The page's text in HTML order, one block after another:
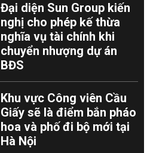
Đại diện Sun Group kiến
nghị cho phép kế thừa
nghĩa vụ tài chính khi
chuyển nhượng dự án
BĐS
Khu vực Công viên Cầu
Giấy sẽ là điểm bắn pháo
hoa và phố đi bộ mới tại
Hà Nội